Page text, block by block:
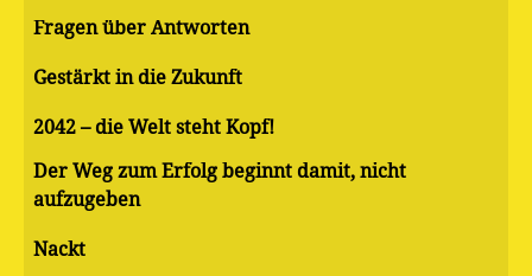
Fragen über Antworten
Gestärkt in die Zukunft
2042 – die Welt steht Kopf!
Der Weg zum Erfolg beginnt damit, nicht
aufzugeben
Nackt